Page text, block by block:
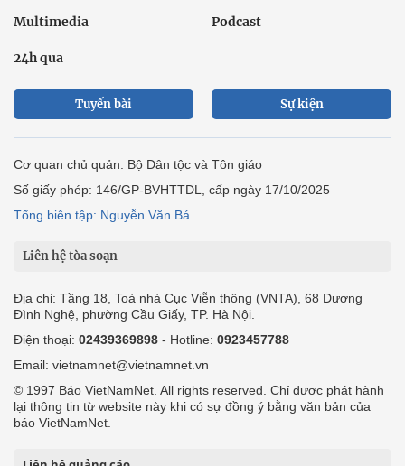
Multimedia Podcast
24h qua
Tuyến bài Sự kiện
Cơ quan chủ quản: Bộ Dân tộc và Tôn giáo
Số giấy phép: 146/GP-BVHTTDL, cấp ngày 17/10/2025
Tổng biên tập: Nguyễn Văn Bá
Liên hệ tòa soạn
Địa chỉ: Tầng 18, Toà nhà Cục Viễn thông (VNTA), 68 Dương
Đình Nghệ, phường Cầu Giấy, TP. Hà Nội.
Điện thoại: 02439369898 - Hotline: 0923457788
Email: vietnamnet@vietnamnet.vn
© 1997 Báo VietNamNet. All rights reserved. Chỉ được phát hành
lại thông tin từ website này khi có sự đồng ý bằng văn bản của
báo VietNamNet.